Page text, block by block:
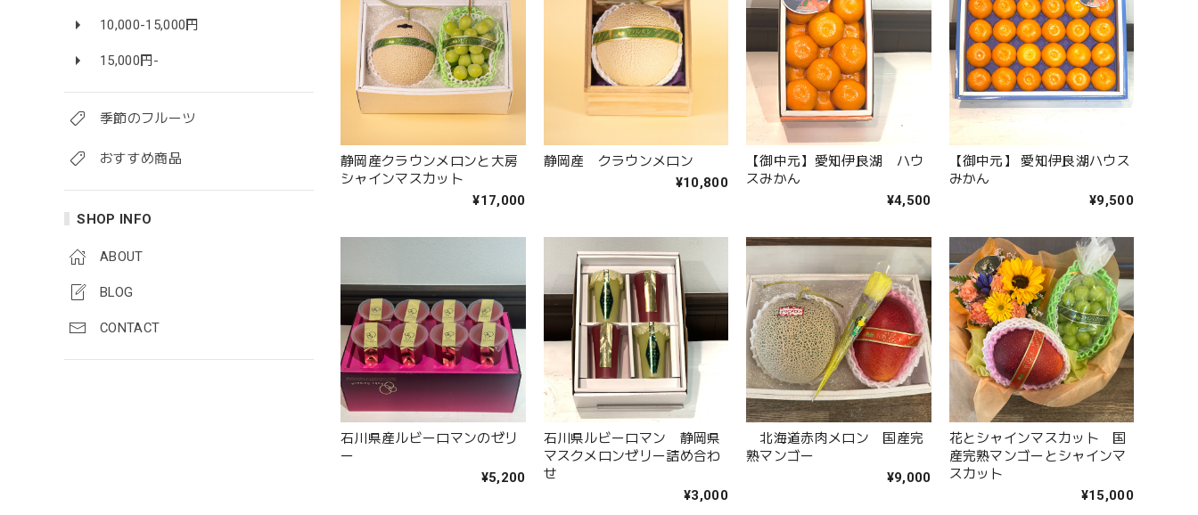
10,000-15,000円
15,000円-
季節のフルーツ
おすすめ商品
SHOP INFO
ABOUT
BLOG
CONTACT
静岡産クラウンメロンと大房
シャインマスカット
¥17,000
静岡産 クラウンメロン
¥10,800
【御中元】愛知伊良湖 ハウ
スみかん
¥4,500
【御中元】 愛知伊良湖ハウス
みかん
¥9,500
石川県産ルビーロマンのゼリ
ー
¥5,200
石川県ルビーロマン 静岡県
マスクメロンゼリー詰め合わ
せ
¥3,000
北海道赤肉メロン 国産完
熟マンゴー
¥9,000
花とシャインマスカット 国
産完熟マンゴーとシャインマ
スカット
¥15,000